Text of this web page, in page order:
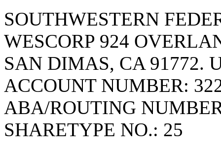
SOUTHWESTERN
WESCORP 924
SAN DIMAS, CA 91772.
ACCOUNT NUMBER:
ABA/ROUTING
SHARETYPE NO.: 25